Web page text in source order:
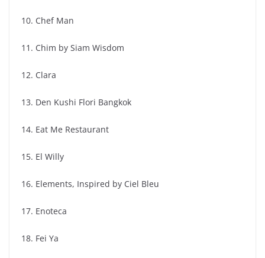
10. Chef Man
11. Chim by Siam Wisdom
12. Clara
13. Den Kushi Flori Bangkok
14. Eat Me Restaurant
15. El Willy
16. Elements, Inspired by Ciel Bleu
17. Enoteca
18. Fei Ya